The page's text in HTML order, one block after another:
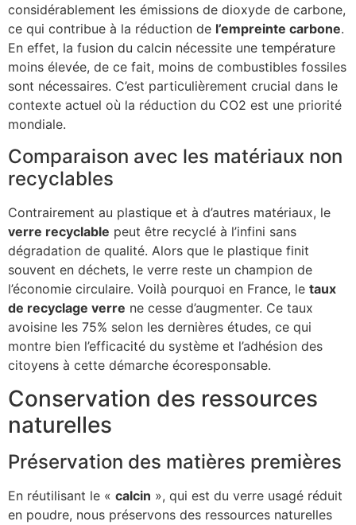
considérablement les émissions de dioxyde de carbone,
ce qui contribue à la réduction de l’empreinte carbone.
En effet, la fusion du calcin nécessite une température
moins élevée, de ce fait, moins de combustibles fossiles
sont nécessaires. C’est particulièrement crucial dans le
contexte actuel où la réduction du CO2 est une priorité
mondiale.
Comparaison avec les matériaux non
recyclables
Contrairement au plastique et à d’autres matériaux, le
verre recyclable peut être recyclé à l’infini sans
dégradation de qualité. Alors que le plastique finit
souvent en déchets, le verre reste un champion de
l’économie circulaire. Voilà pourquoi en France, le taux
de recyclage verre ne cesse d’augmenter. Ce taux
avoisine les 75% selon les dernières études, ce qui
montre bien l’efficacité du système et l’adhésion des
citoyens à cette démarche écoresponsable.
Conservation des ressources
naturelles
Préservation des matières premières
En réutilisant le « calcin », qui est du verre usagé réduit
en poudre, nous préservons des ressources naturelles